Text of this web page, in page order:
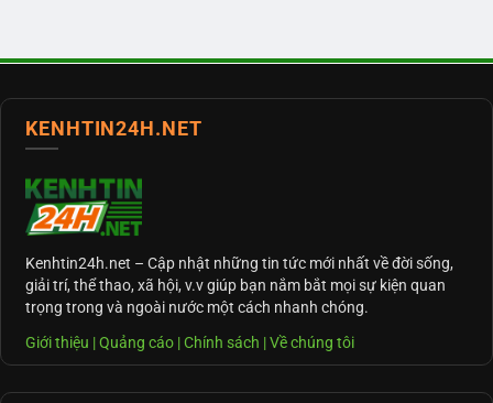
KENHTIN24H.NET
Kenhtin24h.net – Cập nhật những tin tức mới nhất về đời sống,
giải trí, thể thao, xã hội, v.v giúp bạn nắm bắt mọi sự kiện quan
trọng trong và ngoài nước một cách nhanh chóng.
Giới thiệu |Quảng cáo |Chính sách |Về chúng tôi